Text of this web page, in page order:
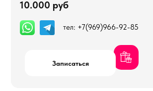
10000 руб
тел: +7(911)126-03-96
10.000 руб
тел: +7(969)966-92-85
Записаться